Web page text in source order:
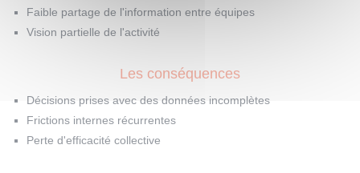
Faible partage de l'information entre équipes
Vision partielle de l'activité
Les conséquences
Décisions prises avec des données incomplètes
Frictions internes récurrentes
Perte d'efficacité collective